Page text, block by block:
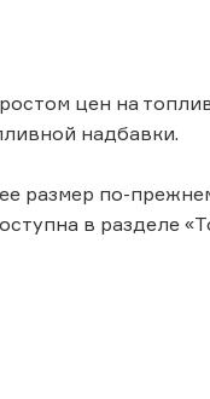
цен на
надбавки.
размер по-
в разделе